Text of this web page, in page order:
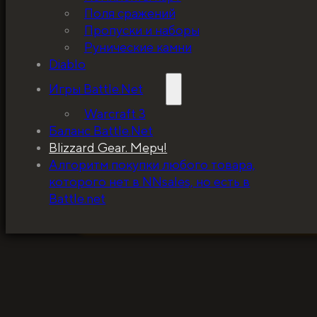
Поля сражений
Пропуски и наборы
Рунические камни
Diablo
Игры Battle.Net
Warcraft 3
Баланс Battle.Net
Blizzard Gear. Мерч!
Алгоритм покупки любого товара,
которого нет в NNsales, но есть в
Battle.net
5%, на весь ассортимент. Я хочу, чтобы
покупатель мог оценивать меня по
за ценники!